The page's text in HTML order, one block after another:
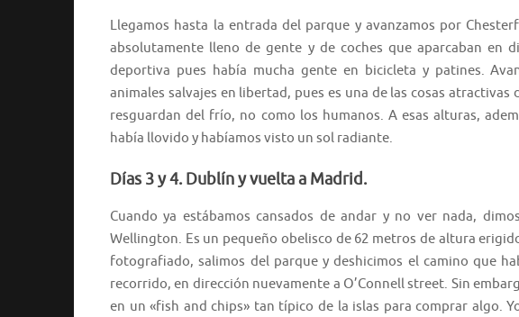
Llegamos hasta la entrada del parque y avanzamos por
absolutamente lleno de gente y de coches que aparcaban en
deportiva pues había mucha gente en bicicleta y patines.
animales salvajes en libertad, pues es una de las cosas
resguardan del frío, no como los humanos. A esas alturas,
había llovido y habíamos visto un sol radiante.
Días 3 y 4. Dublín y vuelta a Madrid.
Cuando ya estábamos cansados de andar y no ver nada,
Wellington. Es un pequeño obelisco de 62 metros de altura
fotografiado, salimos del parque y deshicimos el camino que
recorrido, en dirección nuevamente a O’Connell street. Sin
en un «fish and chips» tan típico de la islas para comprar algo.